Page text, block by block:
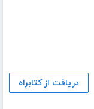
دریافت از کتابراه